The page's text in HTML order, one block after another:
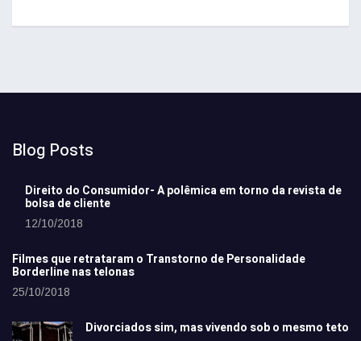
Blog Posts
Direito do Consumidor- A polêmica em torno da revista de
bolsa de cliente
12/10/2018
Filmes que retrataram o Transtorno de Personalidade
Borderline nas telonas
25/10/2018
Divorciados sim, mas vivendo sob o mesmo teto